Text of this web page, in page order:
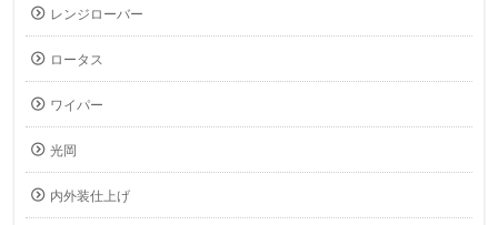
レンジローバー
ロータス
ワイパー
光岡
内外装仕上げ